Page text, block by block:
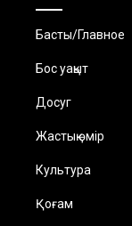
Басты/Главное
Бос уақыт
Досуг
Жастық өмір
Культура
Қоғам